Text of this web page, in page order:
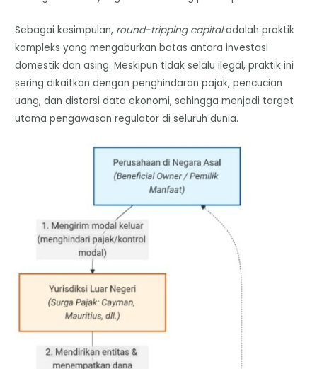
Sebagai kesimpulan, round-tripping capitaladalah praktik
kompleks yang mengaburkan batas antara investasi
domestik dan asing. Meskipun tidak selalu ilegal, praktik ini
sering dikaitkan dengan penghindaran pajak, pencucian
uang, dan distorsi data ekonomi, sehingga menjadi target
utama pengawasan regulator di seluruh dunia.